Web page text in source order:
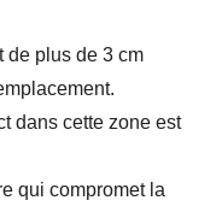
de plus de 3 cm
dans cette zone est
qui compromet la